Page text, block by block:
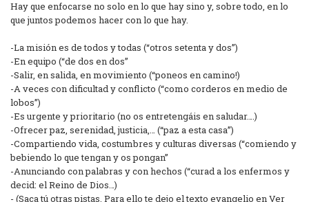
Hay que enfocarse no solo en lo que hay sino y, sobre todo, en lo
que juntos podemos hacer con lo que hay.
-La misión es de todos y todas (“otros setenta y dos”)
-En equipo (“de dos en dos”
-Salir, en salida, en movimiento (“poneos en camino!)
-A veces con dificultad y conflicto (“como corderos en medio de
lobos”)
-Es urgente y prioritario (no os entretengáis en saludar….)
-Ofrecer paz, serenidad, justicia,… (“paz a esta casa”)
-Compartiendo vida, costumbres y culturas diversas (“comiendo y
bebiendo lo que tengan y os pongan”
-Anunciando con palabras y con hechos (“curad a los enfermos y
decid: el Reino de Dios…)
- (Saca tú otras pistas. Para ello te dejo el texto evangelio en Ver